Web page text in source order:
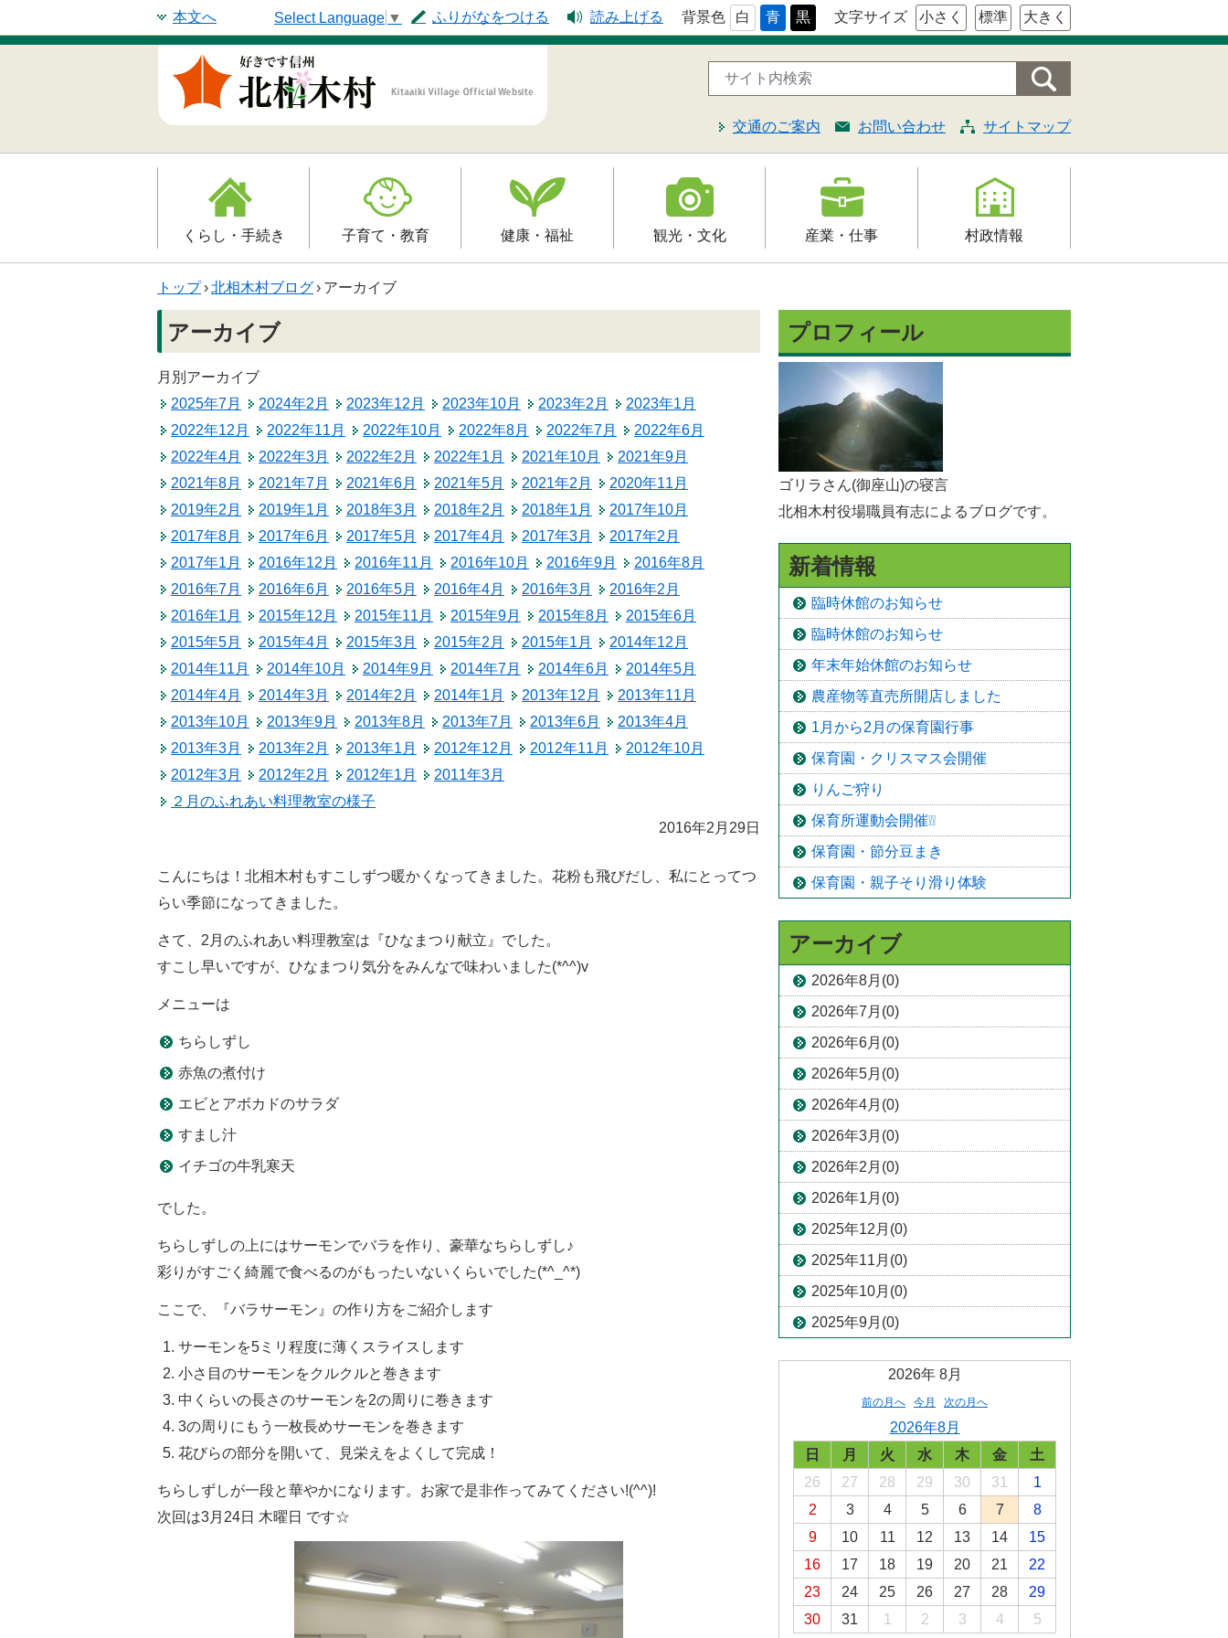
本文へ 文字サイズ 小さく 標準 大きく
Select Language ▼ ふりがなをつける 読み上げる 背景色 白 青 黒
交通のご案内 お問い合わせ サイトマップ
くらし・手続き
登録
防災情報
年金・保険
税金
ごみ・リサイクル
北相木村営バス
交通安全・防犯
移住
子育て・教育
母子の健康・予防接種
保育園
生涯学習
公民館
健康・福祉
介護保険
障害福祉
予防接種
観光・文化
文化財
レジャー・スポーツ
産業・仕事
届出・証明・法令・規
入札・契約
村政情報
組織案内
村長の部屋
統計・人口
広報きたあいき
トップ›北相木村ブログ› アーカイブ
アーカイブ
月別アーカイブ
2025年7月
2024年2月 2023年12月 2023年10月 2023年2月
2023年1月
2022年12月
2022年11月 2022年10月 2022年8月 2022年7月
2022年6月
2022年4月
2022年3月 2022年2月 2022年1月 2021年10月
2021年9月
2021年8月
2021年7月 2021年6月 2021年5月 2021年2月
2020年11月
2019年2月
2019年1月 2018年3月 2018年2月 2018年1月
2017年10月
2017年8月
2017年6月 2017年5月 2017年4月 2017年3月
2017年2月
2017年1月
2016年12月 2016年11月 2016年10月 2016年9月
2016年8月
2016年7月
2016年6月 2016年5月 2016年4月 2016年3月
2016年2月
2016年1月
2015年12月 2015年11月 2015年9月 2015年8月
2015年6月
2015年5月
2015年4月 2015年3月 2015年2月 2015年1月
2014年12月
2014年11月
2014年10月 2014年9月 2014年7月 2014年6月
2014年5月
2014年4月
2014年3月 2014年2月 2014年1月 2013年12月
2013年11月
2013年10月
2013年9月 2013年8月 2013年7月 2013年6月
2013年4月
2013年3月
2013年2月 2013年1月 2012年12月 2012年11月
2012年10月
2012年3月
2012年2月 2012年1月
2011年3月
２月のふれあい料理教室の様子
2016年2月29日
こんにちは！北相木村もすこしずつ暖かくなってきました。花粉も飛びだし、私にとってつ
らい季節になってきました。
さて、2月のふれあい料理教室は『ひなまつり献立』でした。
すこし早いですが、ひなまつり気分をみんなで味わいました(*^^)v
メニューは
ちらしずし
赤魚の煮付け
エビとアボカドのサラダ
すまし汁
イチゴの牛乳寒天
でした。
ちらしずしの上にはサーモンでバラを作り、豪華なちらしずし♪
彩りがすごく綺麗で食べるのがもったいないくらいでした(*^_^*)
ここで、『バラサーモン』の作り方をご紹介します
サーモンを5ミリ程度に薄くスライスします
小さ目のサーモンをクルクルと巻きます
中くらいの長さのサーモンを2の周りに巻きます
3の周りにもう一枚長めサーモンを巻きます
花びらの部分を開いて、見栄えをよくして完成！
ちらしずしが一段と華やかになります。お家で是非作ってみてください!(^^)!
次回は3月24日 木曜日 です☆
プロフィール
ゴリラさん(御座山)の寝言
北相木村役場職員有志によるブログです。
新着情報
臨時休館のお知らせ
臨時休館のお知らせ
年末年始休館のお知らせ
農産物等直売所開店しました
1月から2月の保育園行事
保育園・クリスマス会開催
りんご狩り
保育所運動会開催❕❕
保育園・節分豆まき
保育園・親子そり滑り体験
アーカイブ
2026年8月(0)
2026年7月(0)
2026年6月(0)
2026年5月(0)
2026年4月(0)
2026年3月(0)
2026年2月(0)
2026年1月(0)
2025年12月(0)
2025年11月(0)
2025年10月(0)
2025年9月(0)
2026年 8月
前の月へ 今月 次の月へ
2026年8月
日
月 火 水 木 金
土
26
27 28 29 30 31
1
2
3 4 5 6 7
8
9
10 11 12 13 14
15
16
17 18 19 20 21
22
23
24 25 26 27 28
29
30
31 1 2 3 4 5